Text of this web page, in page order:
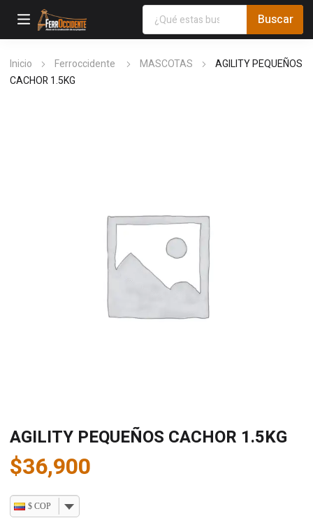
Inicio Ferroccidente MASCOTAS
AGILITY PEQUEÑOS
CACHOR 1.5KG
AGILITY PEQUEÑOS CACHOR 1.5KG
$36,900
$ COP